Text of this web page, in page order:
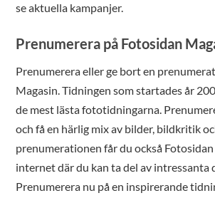
se aktuella kampanjer.
Prenumerera på Fotosidan
Prenumerera eller ge bort en
Magasin. Tidningen som startades år
de mest lästa fototidningarna.
och få en härlig mix av bilder, bildkritik
prenumerationen får du också
internet där du kan ta del av intressanta
Prenumerera nu på en inspirerande